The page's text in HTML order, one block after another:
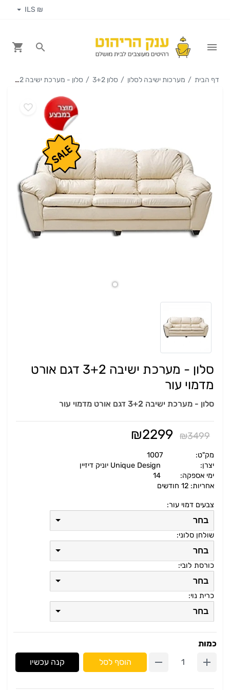
₪ ILS
דף הבית מערכות ישיבה לסלון סלון 3+2 סלון - מערכת ישיבה 3+2 דגם אורט מדמוי עור
סלון - מערכת ישיבה 3+2 דגם אורט
מדמוי עור
סלון - מערכת ישיבה 3+2 דגם אורט מדמוי עור
₪3499
₪2299
מק"ט:
1007
יצרן:
ימי אספקה:
אחריות: 12 חודשים
צבעים דמוי עור:
בחר
שולחן סלוני:
בחר
כורסת לובי:
בחר
כרית נוי:
בחר
כמות
הוסף לסל
קנה עכשיו